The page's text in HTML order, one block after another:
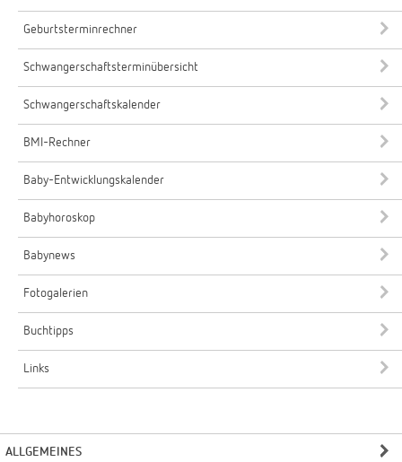
Geburtsterminrechner
Schwangerschaftsterminübersicht
Schwangerschaftskalender
BMI-Rechner
Baby-Entwicklungskalender
Babyhoroskop
Babynews
Fotogalerien
Buchtipps
Links
ALLGEMEINES